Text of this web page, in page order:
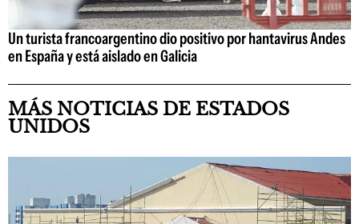
Un turista francoargentino dio positivo por hantavirus Andes
en España y está aislado en Galicia
MÁS NOTICIAS DE ESTADOS
UNIDOS